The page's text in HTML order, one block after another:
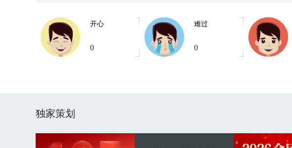
开心
0
难过
0
独家策划